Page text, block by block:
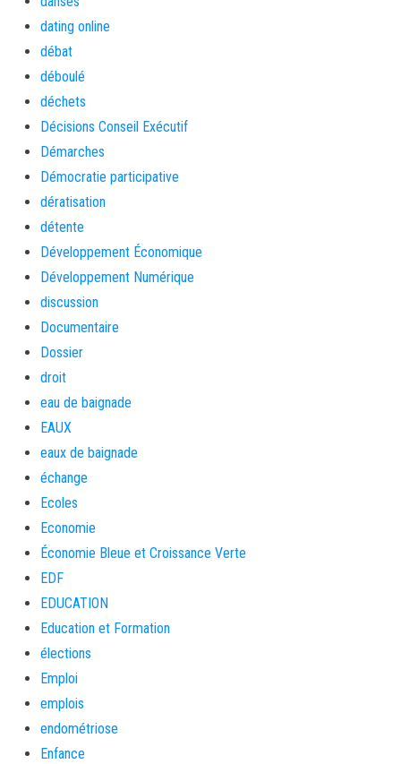
dating online
débat
déboulé
déchets
Décisions Conseil Exécutif
Démarches
Démocratie participative
dératisation
détente
Développement Économique
Développement Numérique
discussion
Documentaire
Dossier
droit
eau de baignade
EAUX
eaux de baignade
échange
Ecoles
Economie
Économie Bleue et Croissance Verte
EDF
EDUCATION
Education et Formation
élections
Emploi
emplois
endométriose
Enfance